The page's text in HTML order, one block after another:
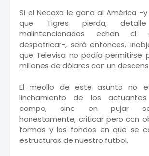
Si el Necaxa le gana al América -
que Tigres pierda,
malintencionados echan al
despotricar-, será entonces,
que Televisa no podía permitirse
millones de dólares con un
El meollo de este asunto no
linchamiento de los
campo, sino en pujar
honestamente, criticar pero con
formas y los fondos en que se
estructuras de nuestro futbol.